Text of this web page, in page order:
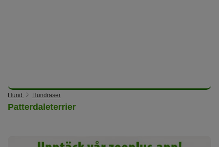
Hund Hundraser
Patterdaleterrier